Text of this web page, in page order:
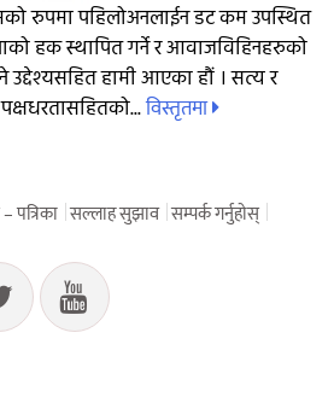
रुपमा पहिलोअनलाईन डट कम उपस्थित
हक स्थापित गर्ने र आवाजविहिनहरुको
हामी आएका हौं । सत्य र
पक्षधरतासहितको...विस्तृतमा
पत्रिका सल्लाह सुझाव सम्पर्क गर्नुहोस्